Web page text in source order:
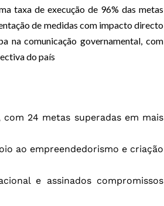
taxa de execução de 96% das metas
de medidas com impacto directo
na comunicação governamental, com
do país
24 metas superadas em mais
ao empreendedorismo e criação
e assinados compromissos